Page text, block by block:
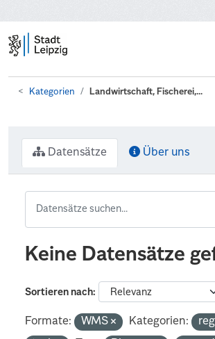
Kategorien Landwirtschaft, Fischerei,...
Datensätze Über uns
Keine Datensätze
Sortieren nach
Formate: WMS Kategorien: